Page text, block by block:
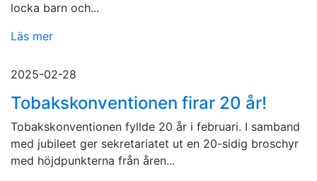
locka barn och...
Läs mer
2025-02-28
Tobakskonventionen firar 20 år!
Tobakskonventionen fyllde 20 år i februari. I samband
med jubileet ger sekretariatet ut en 20-sidig broschyr
med höjdpunkterna från åren...